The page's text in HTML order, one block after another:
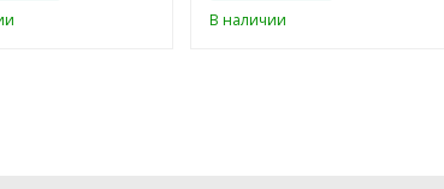
В наличии